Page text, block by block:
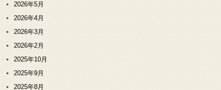
2026年5月
2026年4月
2026年3月
2026年2月
2025年10月
2025年9月
2025年8月